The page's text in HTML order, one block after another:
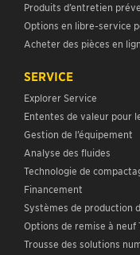
Produits d’entretien
Options en libre-service
Acheter des pièces en
SERVICE
Explorer Service
Ententes de valeur pour
Gestion de l’équipement
Analyse des fluides
Technologie de
Financement
Systèmes de production
Options de remise à neuf
Trousse des solutions